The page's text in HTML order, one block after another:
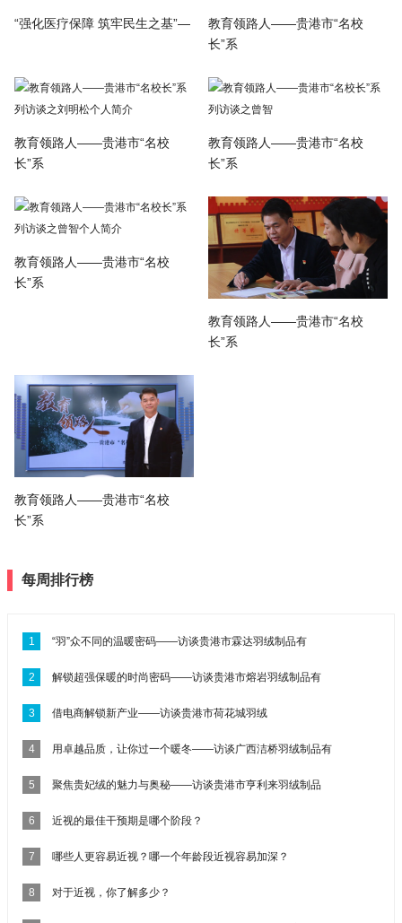
“强化医疗保障 筑牢民生之基”—
教育领路人——贵港市“名校
长”系
教育领路人——贵港市“名校
长”系
教育领路人——贵港市“名校
长”系
教育领路人——贵港市“名校
长”系
教育领路人——贵港市“名校
长”系
教育领路人——贵港市“名校
长”系
每周排行榜
1 “羽”众不同的温暖密码——访谈贵港市霖达羽绒制品有
2 解锁超强保暖的时尚密码——访谈贵港市熔岩羽绒制品有
3 借电商解锁新产业——访谈贵港市荷花城羽绒
4 用卓越品质，让你过一个暖冬——访谈广西洁桥羽绒制品有
5 聚焦贵妃绒的魅力与奥秘——访谈贵港市亨利来羽绒制品
6 近视的最佳干预期是哪个阶段？
7 哪些人更容易近视？哪一个年龄段近视容易加深？
8 对于近视，你了解多少？